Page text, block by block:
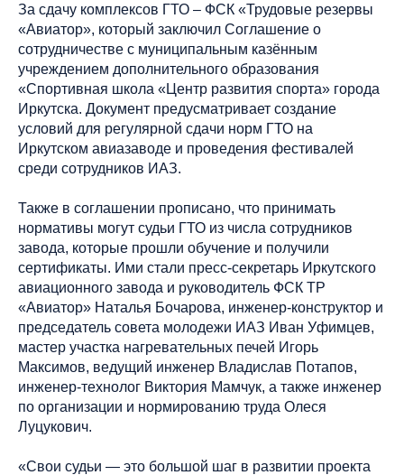
За сдачу комплексов ГТО – ФСК «Трудовые резервы
«Авиатор», который заключил Соглашение о
сотрудничестве с муниципальным казённым
учреждением дополнительного образования
«Спортивная школа «Центр развития спорта» города
Иркутска. Документ предусматривает создание
условий для регулярной сдачи норм ГТО на
Иркутском авиазаводе и проведения фестивалей
среди сотрудников ИАЗ.
Также в соглашении прописано, что принимать
нормативы могут судьи ГТО из числа сотрудников
завода, которые прошли обучение и получили
сертификаты. Ими стали пресс-секретарь Иркутского
авиационного завода и руководитель ФСК ТР
«Авиатор» Наталья Бочарова, инженер-конструктор и
председатель совета молодежи ИАЗ Иван Уфимцев,
мастер участка нагревательных печей Игорь
Максимов, ведущий инженер Владислав Потапов,
инженер-технолог Виктория Мамчук, а также инженер
по организации и нормированию труда Олеся
Луцукович.
«Свои судьи — это большой шаг в развитии проекта